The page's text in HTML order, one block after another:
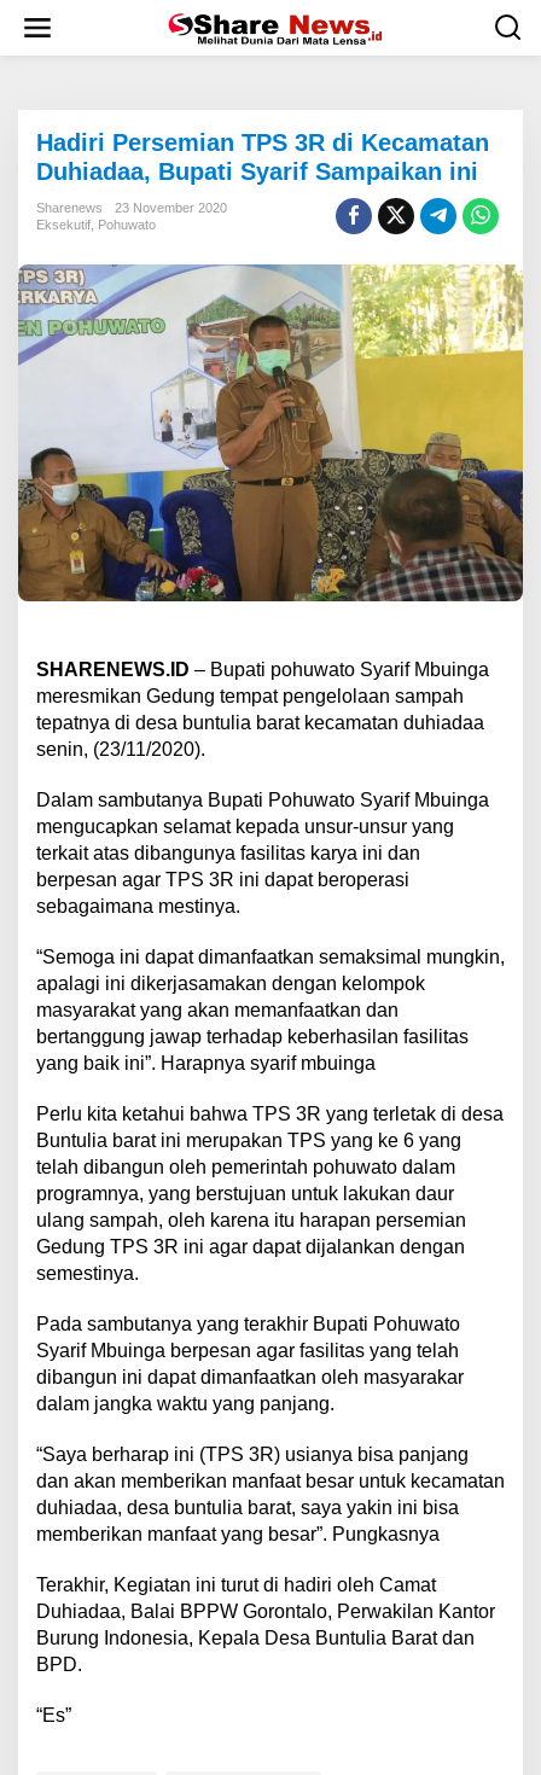
w
Hadiri Persemian TPS 3R di Kecamatan
Duhiadaa, Bupati Syarif Sampaikan ini
Sharenews
23 November 2020
Eksekutif Pohuwato
SHARENEWS.ID – Bupati pohuwato Syarif Mbuinga
meresmikan Gedung tempat pengelolaan sampah
tepatnya di desa buntulia barat kecamatan duhiadaa
senin, (23/11/2020).
Dalam sambutanya Bupati Pohuwato Syarif Mbuinga
mengucapkan selamat kepada unsur-unsur yang
terkait atas dibangunya fasilitas karya ini dan
berpesan agar TPS 3R ini dapat beroperasi
sebagaimana mestinya.
“Semoga ini dapat dimanfaatkan semaksimal mungkin,
apalagi ini dikerjasamakan dengan kelompok
masyarakat yang akan memanfaatkan dan
bertanggung jawap terhadap keberhasilan fasilitas
yang baik ini”. Harapnya syarif mbuinga
Perlu kita ketahui bahwa TPS 3R yang terletak di desa
Buntulia barat ini merupakan TPS yang ke 6 yang
telah dibangun oleh pemerintah pohuwato dalam
programnya, yang berstujuan untuk lakukan daur
ulang sampah, oleh karena itu harapan persemian
Gedung TPS 3R ini agar dapat dijalankan dengan
semestinya.
Pada sambutanya yang terakhir Bupati Pohuwato
Syarif Mbuinga berpesan agar fasilitas yang telah
dibangun ini dapat dimanfaatkan oleh masyarakar
dalam jangka waktu yang panjang.
“Saya berharap ini (TPS 3R) usianya bisa panjang
dan akan memberikan manfaat besar untuk kecamatan
duhiadaa, desa buntulia barat, saya yakin ini bisa
memberikan manfaat yang besar”. Pungkasnya
Terakhir, Kegiatan ini turut di hadiri oleh Camat
Duhiadaa, Balai BPPW Gorontalo, Perwakilan Kantor
Burung Indonesia, Kepala Desa Buntulia Barat dan
BPD.
“Es”